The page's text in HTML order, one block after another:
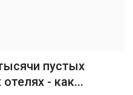
пустых
- как...